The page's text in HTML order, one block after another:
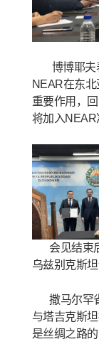
博博耶夫
NEAR在东
重要作用，回
将加入NEAR
会见结束
乌兹别克斯
撒马尔罕省
与塔吉克斯
是丝绸之路